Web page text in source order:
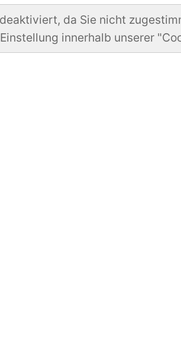
da Sie nicht
innerhalb unserer